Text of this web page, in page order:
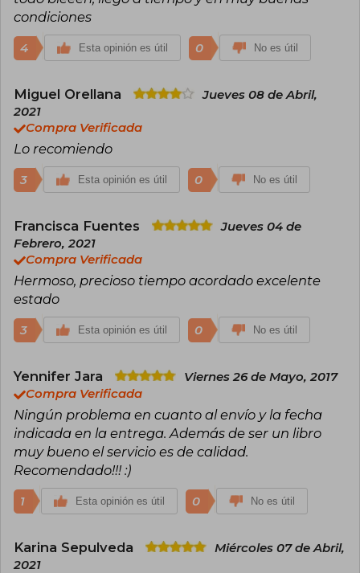
futurista.
condiciones
4 Esta opinión es útil 0 No es útil
Miguel Orellana
Jueves 08 de Abril,
2021
Compra Verificada
Lo recomiendo
3 Esta opinión es útil 0 No es útil
Francisca Fuentes
Jueves 04 de
Febrero, 2021
Compra Verificada
Hermoso, precioso tiempo acordado excelente
estado
3 Esta opinión es útil 0 No es útil
Yennifer Jara
Viernes 26 de Mayo, 2017
Compra Verificada
Ningún problema en cuanto al envío y la fecha
indicada en la entrega. Además de ser un libro
muy bueno el servicio es de calidad.
Recomendado!!! :)
1 Esta opinión es útil 0 No es útil
Karina Sepulveda
Miércoles 07 de Abril,
2021